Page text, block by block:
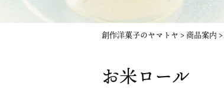
創作洋菓子のヤマトヤ >商品案内 >
お米ロール